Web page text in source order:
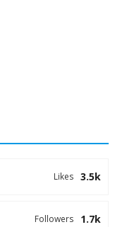
3.5k
Likes
1.7k
Followers